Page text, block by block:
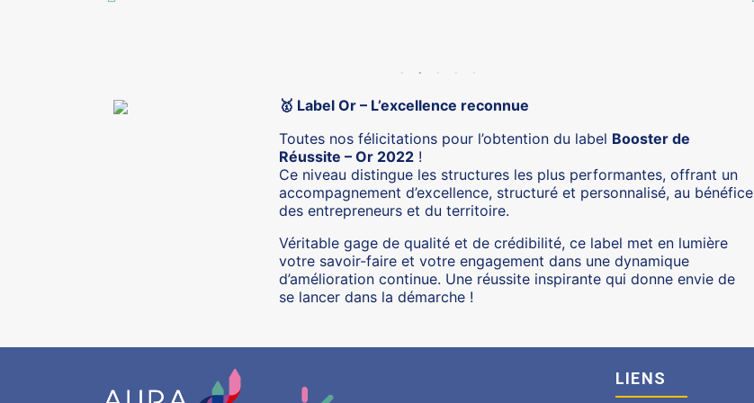
🥇 Label Or – L’excellence reconnue
Toutes nos félicitations pour l’obtention du label Booster de
Réussite – Or 2022 !
Ce niveau distingue les structures les plus performantes, offrant un
accompagnement d’excellence, structuré et personnalisé, au bénéfice
des entrepreneurs et du territoire.
Véritable gage de qualité et de crédibilité, ce label met en lumière
votre savoir-faire et votre engagement dans une dynamique
d’amélioration continue. Une réussite inspirante qui donne envie de
se lancer dans la démarche !
LIENS